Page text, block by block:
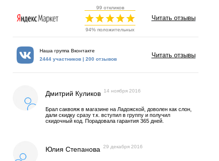
99 откликов
94% положительных
Читать отзывы
Наша группа Вконтакте
2444 участников | 200 отзывов
Читать отзывы
Дмитрий Куликов 14 ноября 2016
Брал саквояж в магазине на Ладожской, доволен как слон,
дали скидку сразу т.к. вступил в группу и получил
скидочный код. Порадовала гарантия 365 дней.
Юлия Степанова 29 декабря 2016